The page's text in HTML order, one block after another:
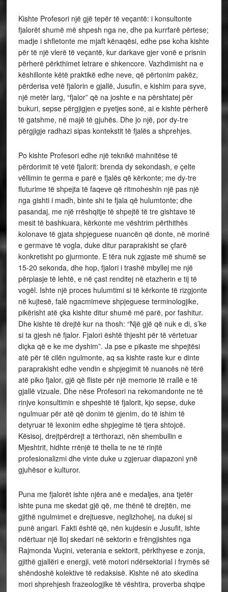
Kishte Profesori një gjë tepër të veçantë: i konsultonte
fjalorët shumë më shpesh nga ne, dhe pa kurrfarë përtese;
madje i shfletonte me mjaft kënaqësi, edhe pse koha kishte
për të një vlerë të veçantë, kur darkave gjer vonë e prisnin
përherë përkthimet letrare e shkencore. Vazhdimisht na e
këshillonte këtë praktikë edhe neve, që përtonim pakëz,
përderisa vetë fjalorin e gjallë, Jusufin, e kishim para syve,
një metër larg, “fjalor” që na joshte e na përshtatej për
bukuri, sepse përgjigjen e pyetjes sonë, ai e kishte përherë
të gatshme, në majë të gjuhës. Dhe jo një, por dy-tre
përgjigje radhazi sipas kontekstit të fjalës a shprehjes.
Po kishte Profesori edhe një teknikë mahnitëse të
përdorimit të vetë fjalorit: brenda dy sekondash, e çelte
vëllimin te germa e parë e fjalës që kërkonte; me dy-tre
fluturime të shpejta të faqeve që ritmoheshin një pas një
nga gishti i madh, binte shi te fjala që hulumtonte; dhe
pasandaj, me një rrëshqitje të shpejtë të tre gishtave të
mesit të bashkuara, kërkonte me vështrim përthithës
kolonave të gjata shpjeguese nuancën që donte, në morinë
e germave të vogla, duke ditur paraprakisht se çfarë
konkretisht po gjurmonte. E tëra nuk zgjaste më shumë se
15-20 sekonda, dhe hop, fjalori i trashë mbyllej me një
përplasje të lehtë, e në çast renditej në etazherin e tij të
vogël. Ishte një proces hulumtimi si të kërkonte të rizgjonte
në kujtesë, falë ngacmimeve shpjeguese terminologjike,
pikërisht atë çka kishte ditur shumë më parë, por fashitur.
Dhe kishte të drejtë kur na thosh: “Një gjë që nuk e di, s’ke
si ta gjesh në fjalor. Fjalori është thjesht për të vërtetuar
diçka që e ke me dyshim”. Ja pse e pikaste me shpejtësi
atë për të cilën ngulmonte, aq sa kishte raste kur e dinte
paraprakisht edhe vendin e shpjegimit të nuancës në tërë
atë piko fjalor, gjë që fliste për një memorie të rrallë e të
gjallë vizuale. Dhe nëse Profesori na rekomandonte ne të
rinjve konsultimin e shpeshtë të fjalorit, kjo sepse, duke
ngulmuar për atë që donim të gjenim, do të ishim të
detyruar të lexonim edhe shpjegime të tjera shtojcë.
Kësisoj, drejtpërdrejt a tërthorazi, nën shembullin e
Mjeshtrit, hidhte rrënjë të thella te ne të rinjtë
profesionalizmi dhe vinte duke u zgjeruar diapazoni ynë
gjuhësor e kulturor.
Puna me fjalorët ishte njëra anë e medaljes, ana tjetër
ishte puna me skedat gjë që, me thënë të drejtën, me
gjithë ngulmimet e drejtuesve, neglizhohej, na dukej si
punë angari. Fakti është që, nën kujdesin e Jusufit, ishte
ndërtuar një lloj skedari në sektorin e frëngjishtes nga
Rajmonda Vuçini, veterania e sektorit, përkthyese e zonja,
gjithë gjallëri e energji, vetë motori ndërsektorial i frymës së
shëndoshë kolektive të redaksisë. Kishte në ato skedina
mori shprehjesh frazeologjike të vështira, proverba shqipe